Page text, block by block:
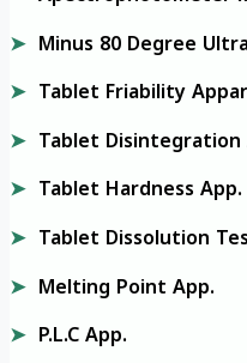
Minus 80 Degree
Tablet Friability
Tablet
Tablet Hardness App.
Tablet Dissolution
Melting Point App.
P.L.C App.